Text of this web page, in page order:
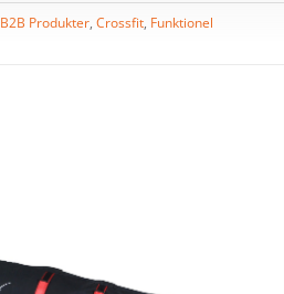
B2B Produkter,Crossfit, Funktionel